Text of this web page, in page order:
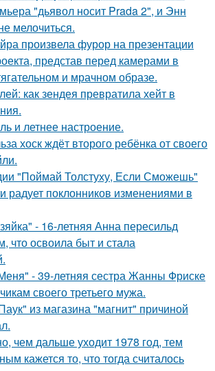
"дьявол носит Prada 2", и Энн
мелочиться.
произвела фурор на презентации
представ перед камерами в
и мрачном образе.
как зендея превратила хейт в
и летнее настроение.
хоск ждёт второго ребёнка от своего
"Поймай Толстуху, Если Сможешь"
радует поклонников изменениями в
- 16-летняя Анна пересильд
что освоила быт и стала
- 39-летняя сестра Жанны Фриске
своего третьего мужа.
из магазина "магнит" причиной
чем дальше уходит 1978 год, тем
кажется то, что тогда считалось